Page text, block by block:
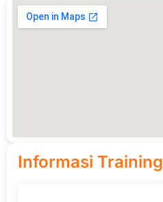
Informasi Training